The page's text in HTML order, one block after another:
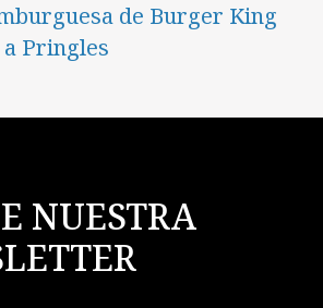
de Burger King
Pringles
NUESTRA